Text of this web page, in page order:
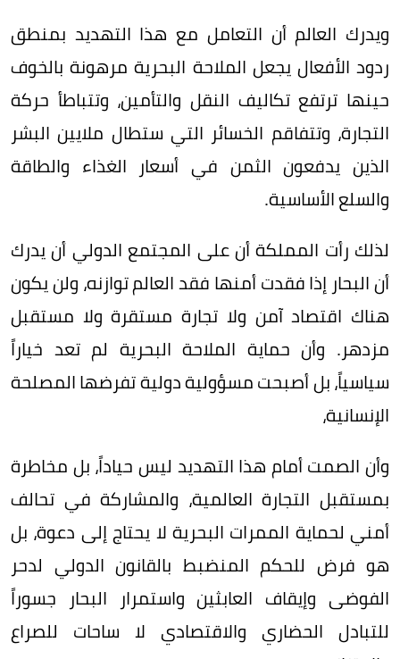
ويدرك العالم أن التعامل مع هذا التهديد بمنطق
ردود الأفعال يجعل الملاحة البحرية مرهونة بالخوف
حينها ترتفع تكاليف النقل والتأمين، وتتباطأ حركة
التجارة، وتتفاقم الخسائر التي ستطال ملايين البشر
الذين يدفعون الثمن في أسعار الغذاء والطاقة
والسلع الأساسية.
لذلك رأت المملكة أن على المجتمع الدولي أن يدرك
أن البحار إذا فقدت أمنها فقد العالم توازنه، ولن يكون
هناك اقتصاد آمن ولا تجارة مستقرة ولا مستقبل
مزدهر. وأن حماية الملاحة البحرية لم تعد خياراً
سياسياً، بل أصبحت مسؤولية دولية تفرضها المصلحة
الإنسانية،
وأن الصمت أمام هذا التهديد ليس حياداً، بل مخاطرة
بمستقبل التجارة العالمية، والمشاركة في تحالف
أمني لحماية الممرات البحرية لا يحتاج إلى دعوة، بل
هو فرض للحكم المنضبط بالقانون الدولي لدحر
الفوضى وإيقاف العابثين واستمرار البحار جسوراً
للتبادل الحضاري والاقتصادي لا ساحات للصراع